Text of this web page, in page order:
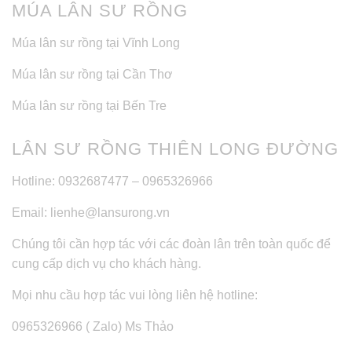
MÚA LÂN SƯ RỒNG
Múa lân sư rồng tại Vĩnh Long
Múa lân sư rồng tại Cần Thơ
Múa lân sư rồng tại Bến Tre
LÂN SƯ RỒNG THIÊN LONG ĐƯỜNG
Hotline: 0932687477 – 0965326966
Email: lienhe@lansurong.vn
Chúng tôi cần hợp tác với các đoàn lân trên toàn quốc để
cung cấp dịch vụ cho khách hàng.
Mọi nhu cầu hợp tác vui lòng liên hệ hotline:
0965326966 ( Zalo) Ms Thảo